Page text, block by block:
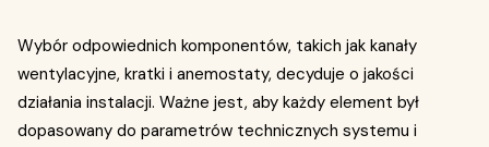
Wybór odpowiednich komponentów, takich jak kanały
wentylacyjne, kratki i anemostaty, decyduje o jakości
działania instalacji. Ważne jest, aby każdy element był
dopasowany do parametrów technicznych systemu i